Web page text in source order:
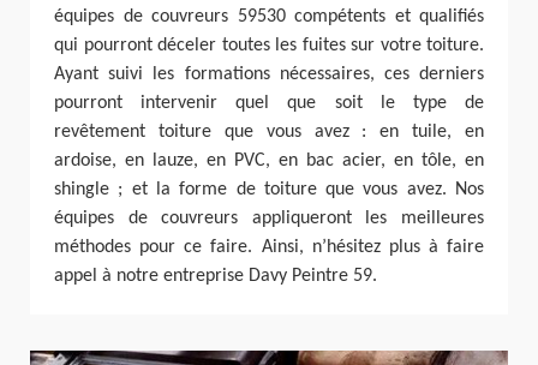
équipes de couvreurs 59530 compétents et qualifiés
qui pourront déceler toutes les fuites sur votre toiture.
Ayant suivi les formations nécessaires, ces derniers
pourront intervenir quel que soit le type de
revêtement toiture que vous avez : en tuile, en
ardoise, en lauze, en PVC, en bac acier, en tôle, en
shingle ; et la forme de toiture que vous avez. Nos
équipes de couvreurs appliqueront les meilleures
méthodes pour ce faire. Ainsi, n’hésitez plus à faire
appel à notre entreprise Davy Peintre 59.